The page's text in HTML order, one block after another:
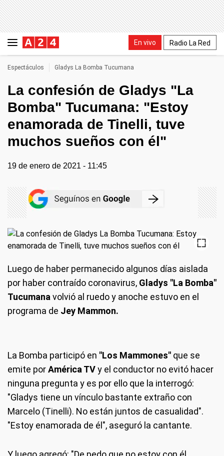
En vivo Radio La Red
Espectáculos Gladys La Bomba Tucumana
La confesión de Gladys "La
Bomba" Tucumana: "Estoy
enamorada de Tinelli, tuve
muchos sueños con él"
19 de enero de 2021 - 11:45
Luego de haber permanecido algunos días aislada
por haber contraído coronavirus, Gladys "La Bomba"
Tucumana volvió al ruedo y anoche estuvo en el
programa de Jey Mammon.
La Bomba participó en "Los Mammones" que se
emite porAmérica TVy el conductor no evitó hacer
ninguna pregunta y es por ello que la interrogó:
"Gladys tiene un vínculo bastante extraño con
Marcelo (Tinelli). No están juntos de casualidad".
"Estoy enamorada de él", aseguró la cantante.